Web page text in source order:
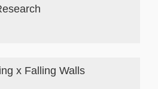
x Falling Walls